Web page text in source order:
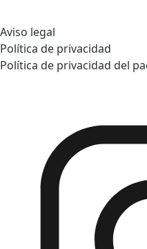
Aviso legal
Política de privacidad
Política de privacidad del